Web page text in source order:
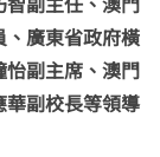
廣東省政府橫
副主席、澳門
副校長等領導